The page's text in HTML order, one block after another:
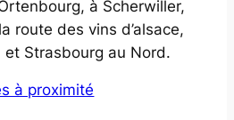
à Scherwiller,
route des vins d’alsace,
Strasbourg au Nord.
à proximité